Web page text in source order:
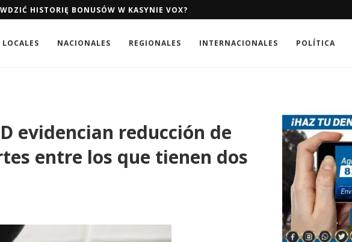
HISTORIĘ BONUSÓW W KASYNIE VOX?
LOCALES NACIONALES REGIONALES INTERNACIONALES POLÍTICA
evidencian reducción de
entre los que tienen dos